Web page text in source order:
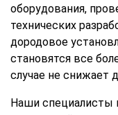
оборудования,
технических
дородовое
становятся все
случае не снижает
Наши специалисты